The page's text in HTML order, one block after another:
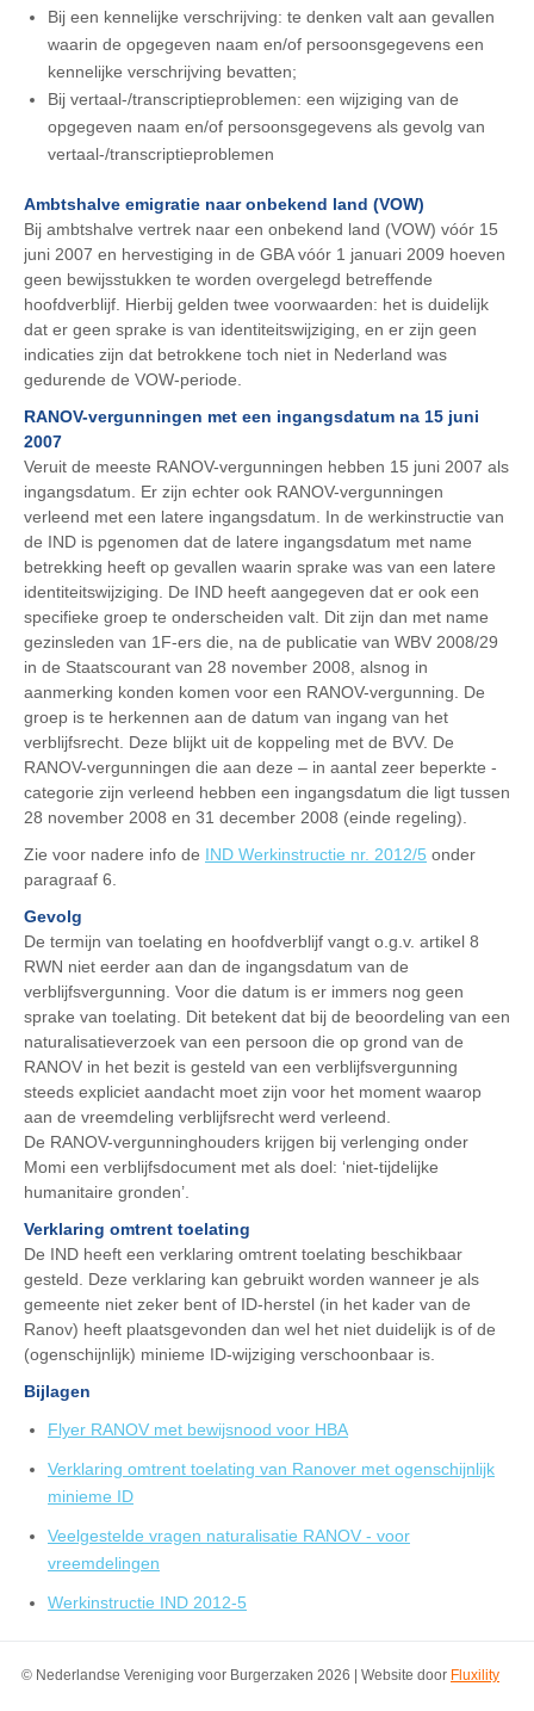
Bij een kennelijke verschrijving: te denken valt aan gevallen
waarin de opgegeven naam en/of persoonsgegevens een
kennelijke verschrijving bevatten;
Bij vertaal-/transcriptieproblemen: een wijziging van de
opgegeven naam en/of persoonsgegevens als gevolg van
vertaal-/transcriptieproblemen
Ambtshalve emigratie naar onbekend land (VOW)
Bij ambtshalve vertrek naar een onbekend land (VOW) vóór 15
juni 2007 en hervestiging in de GBA vóór 1 januari 2009 hoeven
geen bewijsstukken te worden overgelegd betreffende
hoofdverblijf. Hierbij gelden twee voorwaarden: het is duidelijk
dat er geen sprake is van identiteitswijziging, en er zijn geen
indicaties zijn dat betrokkene toch niet in Nederland was
gedurende de VOW-periode.
RANOV-vergunningen met een ingangsdatum na 15 juni
2007
Veruit de meeste RANOV-vergunningen hebben 15 juni 2007 als
ingangsdatum. Er zijn echter ook RANOV-vergunningen
verleend met een latere ingangsdatum. In de werkinstructie van
de IND is pgenomen dat de latere ingangsdatum met name
betrekking heeft op gevallen waarin sprake was van een latere
identiteitswijziging. De IND heeft aangegeven dat er ook een
specifieke groep te onderscheiden valt. Dit zijn dan met name
gezinsleden van 1F-ers die, na de publicatie van WBV 2008/29
in de Staatscourant van 28 november 2008, alsnog in
aanmerking konden komen voor een RANOV-vergunning. De
groep is te herkennen aan de datum van ingang van het
verblijfsrecht. Deze blijkt uit de koppeling met de BVV. De
RANOV-vergunningen die aan deze – in aantal zeer beperkte -
categorie zijn verleend hebben een ingangsdatum die ligt tussen
28 november 2008 en 31 december 2008 (einde regeling).
Zie voor nadere info de IND Werkinstructie nr. 2012/5 onder
paragraaf 6.
Gevolg
De termijn van toelating en hoofdverblijf vangt o.g.v. artikel 8
RWN niet eerder aan dan de ingangsdatum van de
verblijfsvergunning. Voor die datum is er immers nog geen
sprake van toelating. Dit betekent dat bij de beoordeling van een
naturalisatieverzoek van een persoon die op grond van de
RANOV in het bezit is gesteld van een verblijfsvergunning
steeds expliciet aandacht moet zijn voor het moment waarop
aan de vreemdeling verblijfsrecht werd verleend.
De RANOV-vergunninghouders krijgen bij verlenging onder
Momi een verblijfsdocument met als doel: ‘niet-tijdelijke
humanitaire gronden’.
Verklaring omtrent toelating
De IND heeft een verklaring omtrent toelating beschikbaar
gesteld. Deze verklaring kan gebruikt worden wanneer je als
gemeente niet zeker bent of ID-herstel (in het kader van de
Ranov) heeft plaatsgevonden dan wel het niet duidelijk is of de
(ogenschijnlijk) minieme ID-wijziging verschoonbaar is.
Bijlagen
Flyer RANOV met bewijsnood voor HBA
Verklaring omtrent toelating van Ranover met ogenschijnlijk
minieme ID
Veelgestelde vragen naturalisatie RANOV - voor
vreemdelingen
Werkinstructie IND 2012-5
© Nederlandse Vereniging voor Burgerzaken 2026 | Website door Fluxility